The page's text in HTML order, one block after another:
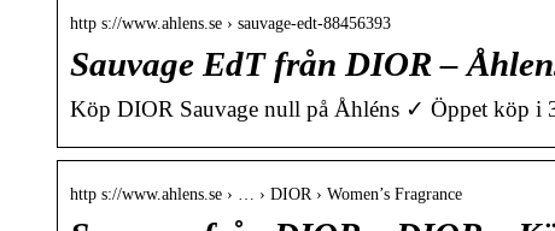
http s://www.ahlens.se › sauvage-edt-88456393
Sauvage EdT från DIOR –
Köp DIOR Sauvage null på Åhléns ✓ Öppet köp i
http s://www.ahlens.se › … › DIOR › Women’s Fragrance